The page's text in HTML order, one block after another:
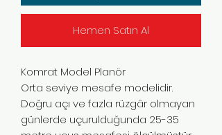
Hemen Satın Al
Komrat Model Planör
Orta seviye mesafe modelidir.
Doğru açı ve fazla rüzgâr olmayan
günlerde uçurulduğunda 25-35